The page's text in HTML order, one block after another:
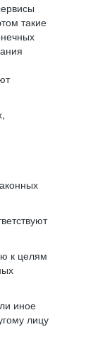
такие
к целям
иное
лицу